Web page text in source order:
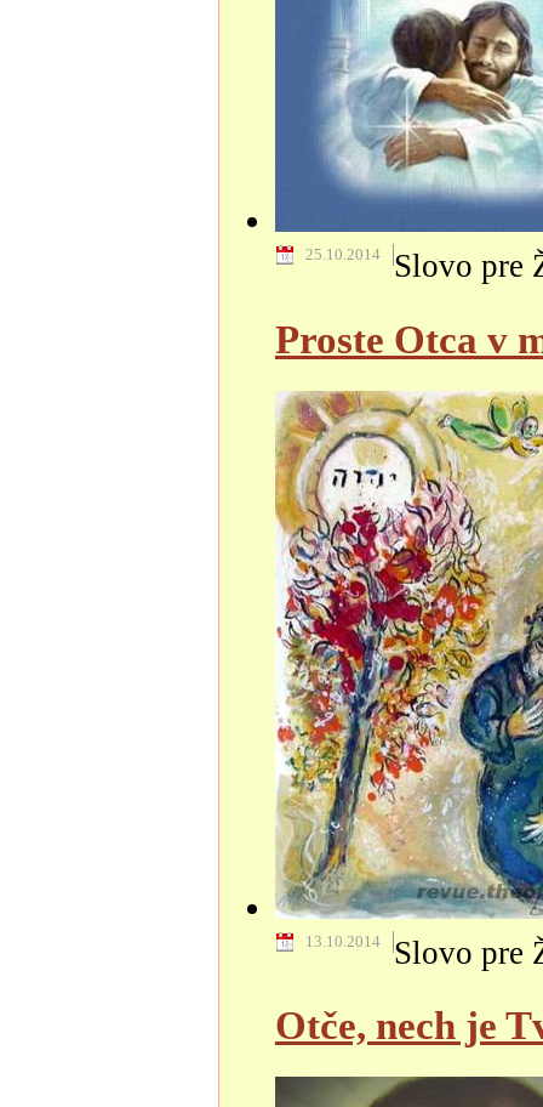
Slovo pre
25.10.2014
Proste Otca v
Slovo pre
13.10.2014
Otče, nech je